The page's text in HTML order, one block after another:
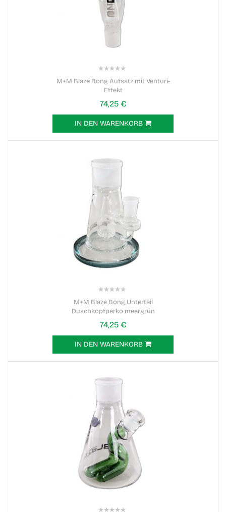
M+M Blaze Bong Aufsatz mit Venturi-
Effekt
74,25 €
IN DEN WARENKORB
M+M Blaze Bong Unterteil
Duschkopfperko meergrün
74,25 €
IN DEN WARENKORB